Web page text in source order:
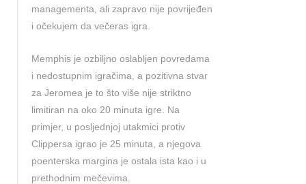
managementa, ali zapravo nije povrijeđen
i očekujem da večeras igra.
Memphis je ozbiljno oslabljen povredama
i nedostupnim igračima, a pozitivna stvar
za Jeromea je to što više nije striktno
limitiran na oko 20 minuta igre. Na
primjer, u posljednjoj utakmici protiv
Clippersa igrao je 25 minuta, a njegova
poenterska margina je ostala ista kao i u
prethodnim mečevima.